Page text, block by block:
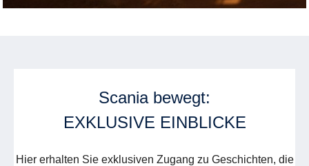
Scania bewegt:
EXKLUSIVE EINBLICKE
Hier erhalten Sie exklusiven Zugang zu Geschichten, die